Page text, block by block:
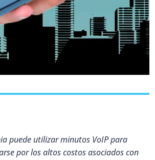
puede utilizar minutos VoIP para
por los altos costos asociados con